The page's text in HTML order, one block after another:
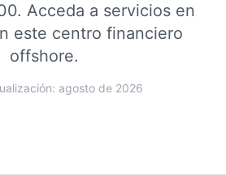
Acceda a servicios en
este centro financiero
offshore.
agosto de 2026